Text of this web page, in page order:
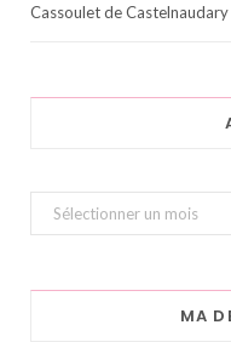
Cassoulet de
Archives
MA